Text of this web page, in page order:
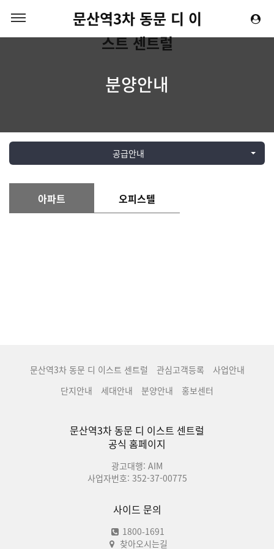
문산역3차 동문 디 이
스트 센트럴
분양안내
공급안내
아파트 오피스텔
문산역3차 동문 디 이스트 센트럴 관심고객등록
사업안내
단지안내
세대안내 분양안내 홍보센터
문산역3차 동문 디 이스트 센트럴
공식 홈페이지
광고대행: AIM
사업자번호: 352-37-00775
사이드 문의
1800-1691
찾아오시는길